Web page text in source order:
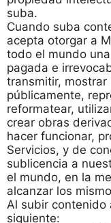
suba.
Cuando suba
acepta otorgar a
todo el mundo
pagada e
transmitir,
públicamente,
reformatear,
crear obras
hacer funcionar,
Servicios, y de
sublicencia a
el mundo, en la
alcanzar los
Al subir contenido
siguiente: